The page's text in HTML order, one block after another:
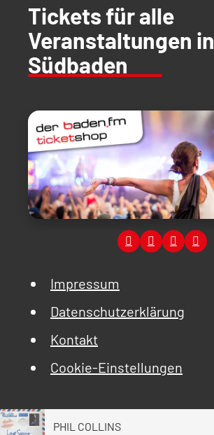
Tickets für alle
Veranstaltungen in
Südbaden
Impressum
Datenschutzerklärung
Kontakt
Cookie-Einstellungen
PHIL COLLINS